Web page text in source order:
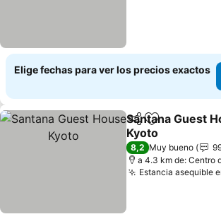
Elige fechas para ver los precios exactos
CompartirAgregar a
Santana Guest
Kyoto
8,2 Muy bueno
a 4.3 km de: Centro
Estancia asequible